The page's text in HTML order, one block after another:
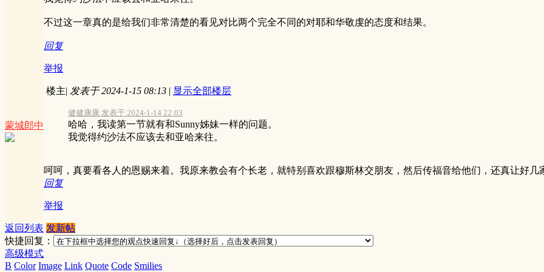
不过这一章真的是给我们非常清楚的看见对比两个完全不同的对耶和华敬虔的态度和结果。
回复
举报
蒙城郎中
楼主| 发表于 2024-1-15 08:13 | 显示全部楼层
健健康康 发表于 2024-1-14 22:03
哈哈，我读第一节就有和Sunny姊妹一样的问题。
我觉得约沙法不应该去和亚哈来往。
呵呵，真要看各人的恩赐来着。我原来教会有个长老，就特别喜欢跟穆斯林交朋友，然后传福音给他们，还真让好几
回复
举报
返回列表 发新帖
快捷回复：
高级模式
B Color Image Link Quote Code Smilies